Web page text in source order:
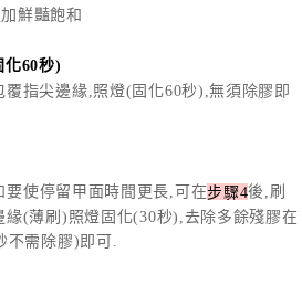
鮮豔飽和
化60秒)
指尖邊緣,照燈(固化60秒),無須除膠即
要使停留甲面時間更長,可在步驟4後,刷
緣(薄刷)照燈固化(30秒),去除多餘殘膠在
需除膠)即可.